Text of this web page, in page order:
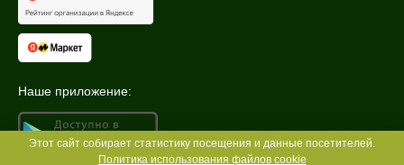
Наше приложение:
Этот сайт собирает статистику посещения и данные посетителей.
Политика использования файлов cookie